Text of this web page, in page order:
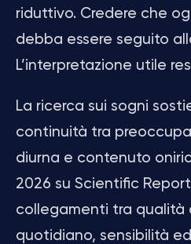
riduttivo. Credere che
debba essere seguito
L’interpretazione utile
La ricerca sui sogni
continuità tra
diurna e contenuto
2026 su Scientific
collegamenti tra qualità
quotidiano, sensibilità